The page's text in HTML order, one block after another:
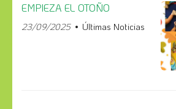
EMPIEZA EL OTOÑO
23/09/2025 Últimas Noticias